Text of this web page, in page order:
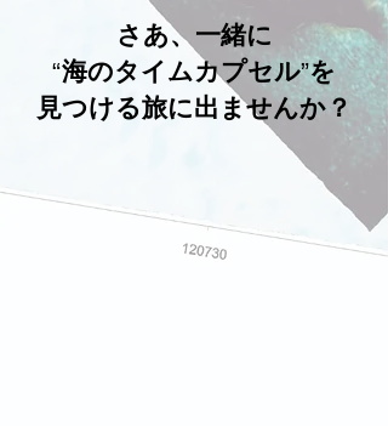
さあ、一緒に
“海のタイムカプセル”を
見つける旅に出ませんか？